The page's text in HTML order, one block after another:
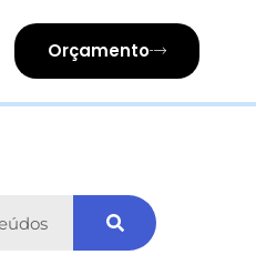
Orçamento